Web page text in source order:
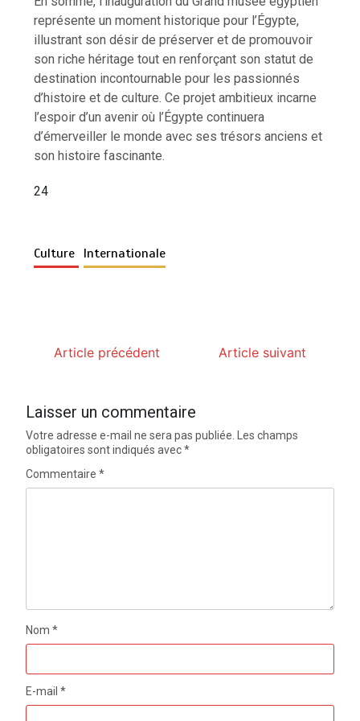
représente un moment historique pour l’Égypte,
illustrant son désir de préserver et de promouvoir
son riche héritage tout en renforçant son statut de
destination incontournable pour les passionnés
d’histoire et de culture. Ce projet ambitieux incarne
l’espoir d’un avenir où l’Égypte continuera
d’émerveiller le monde avec ses trésors anciens et
son histoire fascinante.
24
Culture Internationale
Article précédent Article suivant
Laisser un commentaire
Votre adresse e-mail ne sera pas publiée. Les champs
obligatoires sont indiqués avec*
Commentaire*
Nom*
E-mail*